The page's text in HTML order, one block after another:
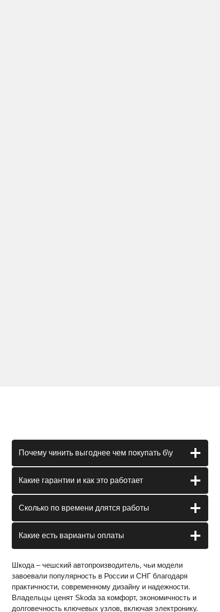
Почему чинить выгоднее чем покупать б\у
Какие гарантии и как это работает
Сколько по времени длятся работы
Какие есть варианты оплаты
Шкода – чешский автопроизводитель, чьи модели
завоевали популярность в России и СНГ благодаря
практичности, современному дизайну и надежности.
Владельцы ценят Skoda за комфорт, экономичность и
долговечность ключевых узлов, включая электронику.